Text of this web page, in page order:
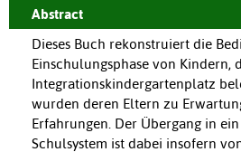
Abstract
Dieses Buch rekonstruiert die
Einschulungsphase von Kindern,
Integrationskindergartenplatz
wurden deren Eltern zu
Erfahrungen. Der Übergang in
Schulsystem ist dabei insofern